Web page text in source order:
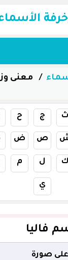
معنى
ث ج ح
ص ض
ك ل م
ي
فاليا
صورة